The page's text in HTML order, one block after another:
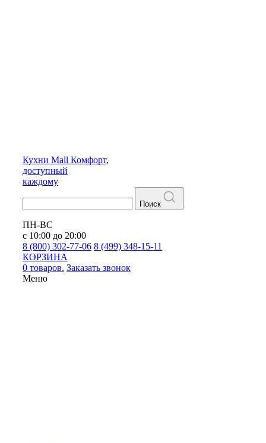
Кухни Mall Комфорт,
доступный
каждому
Поиск
ПН-ВС
с 10:00 до 20:00
8 (800) 302-77-06 8 (499) 348-15-11
КОРЗИНА
0 товаров. Заказать звонок
Меню